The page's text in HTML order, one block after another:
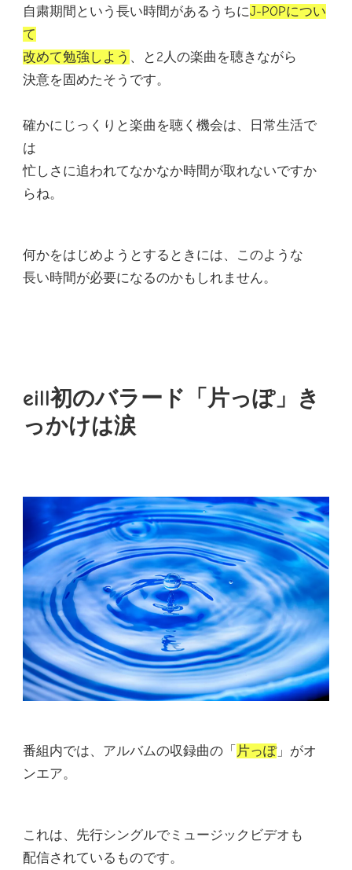
自粛期間という長い時間があるうちにJ-POPについ
て
改めて勉強しよう 、と2人の楽曲を聴きながら
決意を固めたそうです。
確かにじっくりと楽曲を聴く機会は、日常生活で
は
忙しさに追われてなかなか時間が取れないですか
らね。
何かをはじめようとするときには、このような
長い時間が必要になるのかもしれません。
eill初のバラード「片っぽ」き
っかけは涙
番組内では、アルバムの収録曲の「 片っぽ」がオ
ンエア。
これは、先行シングルでミュージックビデオも
配信されているものです。